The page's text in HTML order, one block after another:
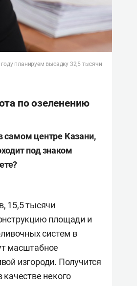
планируем высадку 32,5 тысячи
по озеленению
самом центре Казани,
под знаком
15,5 тысячи
площади и
систем в
масштабное
изгороди. Получится
некого